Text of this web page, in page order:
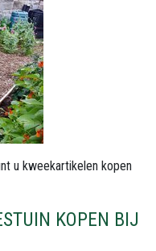
u kweekartikelen kopen
KOPEN BIJ